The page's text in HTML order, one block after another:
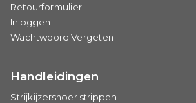
Retourformulier
Inloggen
Wachtwoord Vergeten
Handleidingen
Strijkijzersnoer strippen